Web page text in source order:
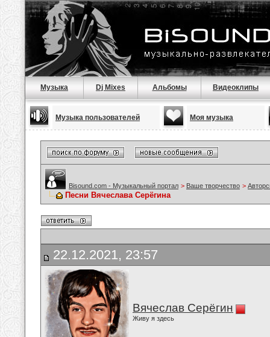
Музыка Dj Mixes Альбомы Видеоклипы
Музыка пользователей Моя музыка
Bisound.com - Музыкальный портал > Ваше творчество >
Песни Вячеслава Серёгина
22.12.2021, 23:57
Вячеслав Серёгин
Живу я здесь